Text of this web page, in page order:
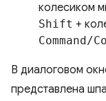
колесиком
Shift +
Command/
В диалоговом
представлена